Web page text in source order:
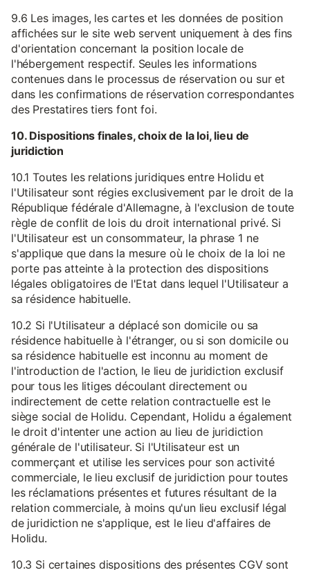
9.6 Les images, les cartes et les données de position
affichées sur le site web servent uniquement à des fins
d'orientation concernant la position locale de
l'hébergement respectif. Seules les informations
contenues dans le processus de réservation ou sur et
dans les confirmations de réservation correspondantes
des Prestatires tiers font foi.
10. Dispositions finales, choix de la loi, lieu de
juridiction
10.1 Toutes les relations juridiques entre Holidu et
l'Utilisateur sont régies exclusivement par le droit de la
République fédérale d'Allemagne, à l'exclusion de toute
règle de conflit de lois du droit international privé. Si
l'Utilisateur est un consommateur, la phrase 1 ne
s'applique que dans la mesure où le choix de la loi ne
porte pas atteinte à la protection des dispositions
légales obligatoires de l'Etat dans lequel l'Utilisateur a
sa résidence habituelle.
10.2 Si l'Utilisateur a déplacé son domicile ou sa
résidence habituelle à l'étranger, ou si son domicile ou
sa résidence habituelle est inconnu au moment de
l'introduction de l'action, le lieu de juridiction exclusif
pour tous les litiges découlant directement ou
indirectement de cette relation contractuelle est le
siège social de Holidu. Cependant, Holidu a également
le droit d'intenter une action au lieu de juridiction
générale de l'utilisateur. Si l'Utilisateur est un
commerçant et utilise les services pour son activité
commerciale, le lieu exclusif de juridiction pour toutes
les réclamations présentes et futures résultant de la
relation commerciale, à moins qu'un lieu exclusif légal
de juridiction ne s'applique, est le lieu d'affaires de
Holidu.
10.3 Si certaines dispositions des présentes CGV sont